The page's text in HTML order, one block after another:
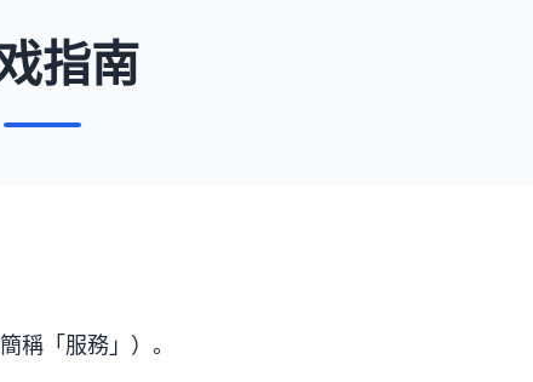
指南
稱「服務」）。